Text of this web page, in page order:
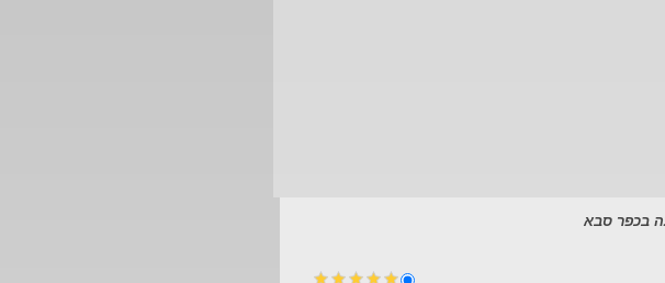
בכפר סבא